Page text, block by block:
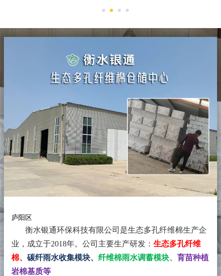
庐阳区
衡水银通环保科技有限公司是生态多孔纤维棉生产企
业，成立于2018年。 公司主要生产研发： 生态多孔纤维
棉、 碳纤雨水收集模块、 纤维棉雨水调蓄模块、 育苗种植
岩棉基质等